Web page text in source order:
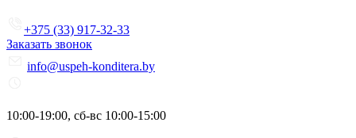
+375 (33) 917-32-33
Заказать звонок
info@uspeh-konditera.by
10:00-19:00, сб-вс 10:00-15:00